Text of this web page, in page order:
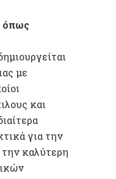
όπως
με
και
για την
την καλύτερη